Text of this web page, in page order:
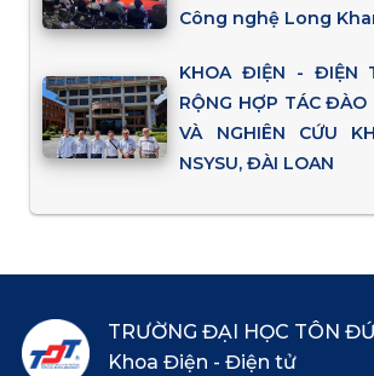
Công nghệ Long
KHOA ĐIỆN - ĐIỆN
RỘNG HỢP TÁC ĐÀO
VÀ NGHIÊN CỨU
NSYSU, ĐÀI LOAN
TRƯỜNG ĐẠI HỌC TÔN
Khoa Điện - Điện tử